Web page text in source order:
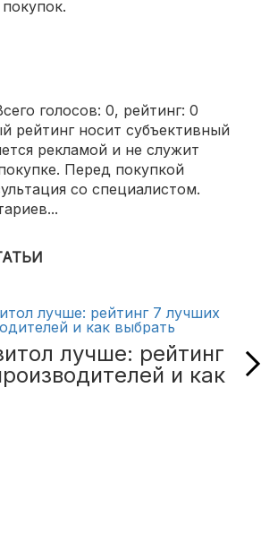
голосов: 0, рейтинг: 0
рейтинг носит субъективный
рекламой и не служит
Перед покупкой
со специалистом.
лучше: рейтинг
и как